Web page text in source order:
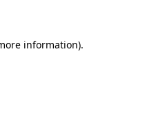
information).